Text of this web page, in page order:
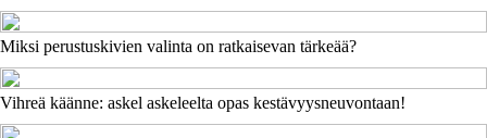
Miksi perustuskivien valinta on ratkaisevan tärkeää?
Vihreä käänne: askel askeleelta opas kestävyysneuvontaan!